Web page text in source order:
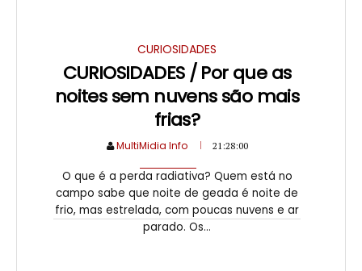
CURIOSIDADES
CURIOSIDADES / Por que as
noites sem nuvens são mais
frias?
MultiMidia Info 21:28:00
O que é a perda radiativa? Quem está no
campo sabe que noite de geada é noite de
frio, mas estrelada, com poucas nuvens e ar
parado. Os...